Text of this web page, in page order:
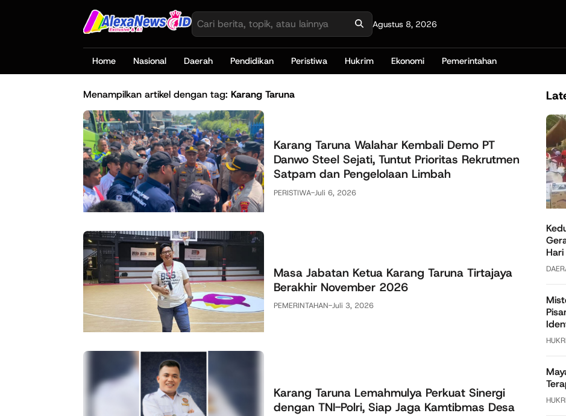
Agustus 8, 2026
Home Nasional Daerah Pendidikan Peristiwa Hukrim Ekonomi Pemerintahan
Menampilkan artikel dengan tag: Karang Taruna
Karang Taruna Walahar Kembali Demo PT
Danwo Steel Sejati, Tuntut Prioritas Rekrutmen
Satpam dan Pengelolaan Limbah
PERISTIWA-Juli 6, 2026
Masa Jabatan Ketua Karang Taruna Tirtajaya
Berakhir November 2026
PEMERINTAHAN-Juli 3, 2026
Karang Taruna Lemahmulya Perkuat Sinergi
dengan TNI-Polri, Siap Jaga Kamtibmas Desa